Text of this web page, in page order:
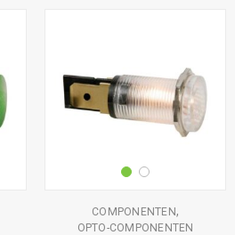
COMPONENTEN,
OPTO-COMPONENTEN